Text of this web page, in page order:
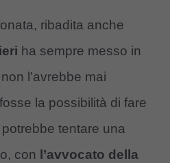
ribadita anche
ha sempre messo in
l’avrebbe mai
la possibilità di fare
tentare una
con
l’avvocato della